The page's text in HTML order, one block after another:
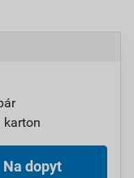
karton
Na dopyt